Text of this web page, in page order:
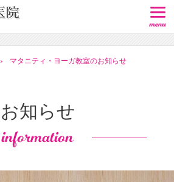
> マタニティ・ヨーガ教室のお知らせ
お知らせ
information